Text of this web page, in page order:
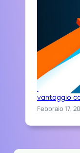
Chi sceglie
vantaggio
Febbraio 17,